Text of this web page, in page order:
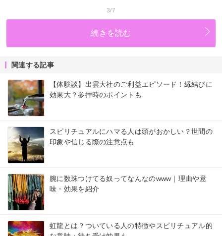
3/7
続きを読む
関連する記事
【体験談】出雲大社のご利益エピソード！縁結びに
効果大？参拝時のポイントも
スピリチュアルにハマる人は頭がおかしい？世間の
印象や信じる際の注意点も
腕に数珠つけてる奴ってなんなのwww｜理由や意
味・効果を紹介
虹龍とは？ついている人の特徴やスピリチュアル的